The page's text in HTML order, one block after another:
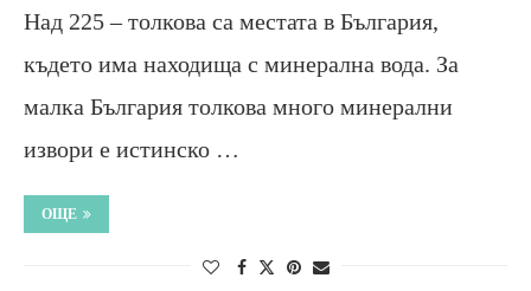
Над 225 – толкова са местата в България,
където има находища с минерална вода. За
малка България толкова много минерални
извори е истинско …
ОЩЕ